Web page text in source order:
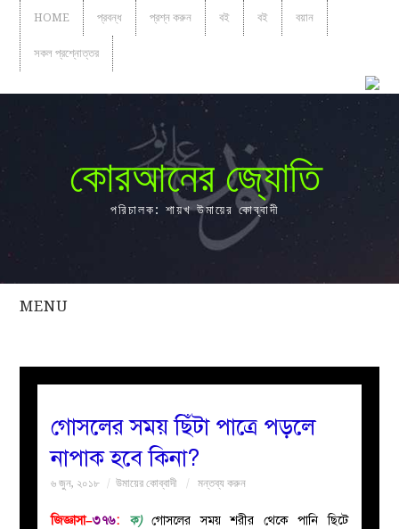
HOME প্রবন্ধ প্রশ্ন করুন বই বই বয়ান
সকল প্রশ্নোত্তর
কোরআনের জ্যোতি
পরিচালক: শায়খ উমায়ের কোব্বাদী
MENU
সকল
নারীদের
গোসলের সময় ছিঁটা পাত্রে পড়লে
নাপাক হবে কিনা?
৬ জুন, ২০১৮ উমায়ের কোব্বাদী মন্তব্য করুন
জিজ্ঞাসা–৩৭৬: ক)
গোসলের সময় শরীর থেকে পানি ছিটে